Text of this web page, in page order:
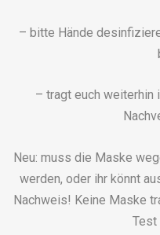
– bitte Hände
– tragt euch weiterhin
Neu: muss die Maske
werden, oder ihr könnt
Nachweis! Keine Maske
Test